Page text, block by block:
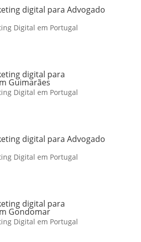
digital para Advogado
Digital em Portugal
digital para
Guimarães
Digital em Portugal
digital para Advogado
Digital em Portugal
digital para
Gondomar
Digital em Portugal